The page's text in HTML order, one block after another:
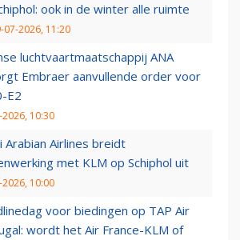
ook in de winter alle ruimte
07-2026, 11:20
luchtvaartmaatschappij ANA
Embraer aanvullende order voor
E2
10:30
Arabian Airlines breidt
met KLM op Schiphol uit
10:00
voor biedingen op TAP Air
wordt het Air France-KLM of